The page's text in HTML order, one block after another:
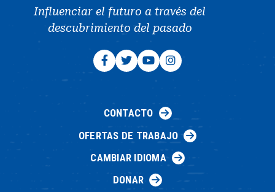
Influenciar el futuro a través del
descubrimiento del pasado
CONTACTO
OFERTAS DE TRABAJO
CAMBIAR IDIOMA
DONAR